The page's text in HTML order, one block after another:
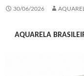
30/06/2026
AQUARELA